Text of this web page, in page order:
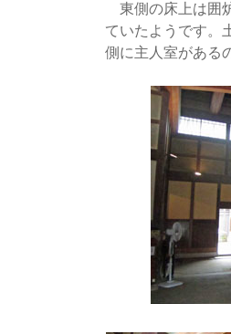
東側の床上は囲
ていたようです。
側に主人室がある